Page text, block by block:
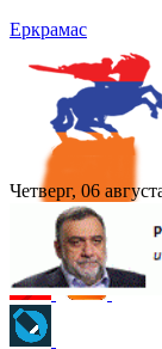
Еркрамас
Четверг, 06